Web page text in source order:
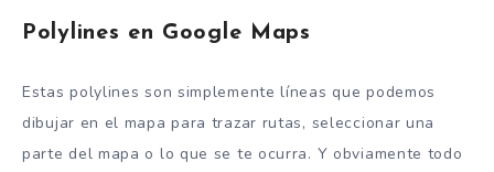
Polylines en Google Maps
Estas polylines son simplemente líneas que podemos
dibujar en el mapa para trazar rutas, seleccionar una
parte del mapa o lo que se te ocurra. Y obviamente todo